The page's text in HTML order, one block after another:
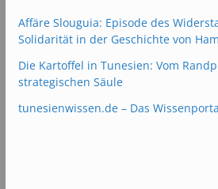
Affäre Slouguia: Episode des
Solidarität in der Geschichte von
Die Kartoffel in Tunesien: Vom
strategischen Säule
tunesienwissen.de – Das